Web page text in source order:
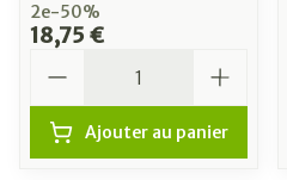
2e-50%
18,75 €
Ajouter au panier